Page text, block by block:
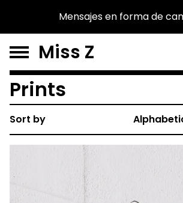
Mensajes en forma de
Miss Z
Prints
Sort by